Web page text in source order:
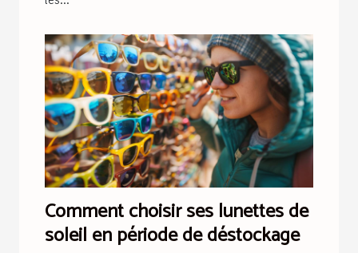
Comment choisir ses lunettes de
soleil en période de déstockage